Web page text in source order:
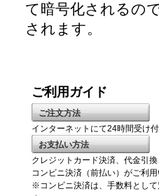
て暗号化されるの
されます。
ご利用ガイド
ご注文方法
インターネットにて24時間受け
お支払い方法
クレジットカード決済、代金引
コンビニ決済（前払い）がご利
※コンビニ決済は、手数料として